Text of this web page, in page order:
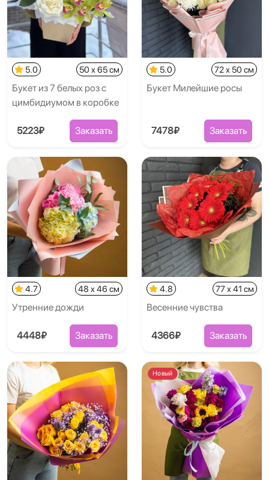
5.0 50 x 65 см
Букет из 7 белых роз с
цимбидиумом в коробке
5223₽ Заказать
5.0 72 x 50 см
Букет Милейшие росы
7478₽ Заказать
4.7 48 x 46 см
Утренние дожди
4448₽ Заказать
4.8 77 x 41 см
Весенние чувства
4366₽ Заказать
Новый